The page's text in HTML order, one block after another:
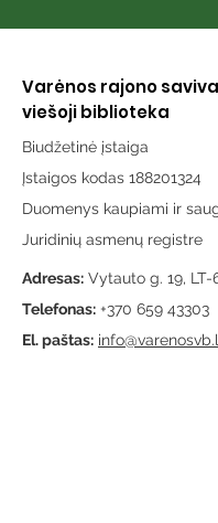
Varėnos rajono
viešoji biblioteka
Biudžetinė įstaiga
Įstaigos kodas 188201324
Duomenys kaupiami ir
Juridinių asmenų registre
Adresas: Vytauto g. 19, LT-
Telefonas: +370 659 43303
El. paštas: